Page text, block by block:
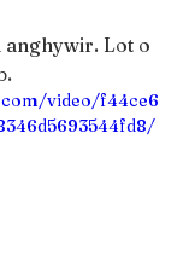
anghywir. Lot o
video/f44ce6